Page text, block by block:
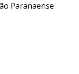
Paranaense